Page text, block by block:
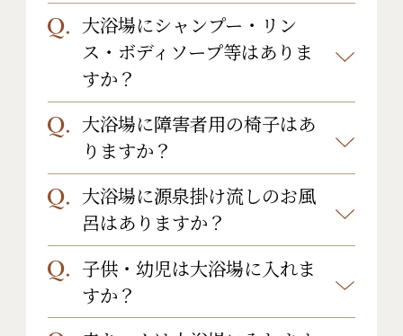
大浴場にはタオルのご用意がないた
め、お部屋にございますフェイスタオ
ル・バスタオルをお持ち下さい。
大浴場にシャンプー・リン
ス・ボディソープ等はありま
すか？
大浴場には下記をご用意しておりま
す。
■シャンプー
■リンス
■ボディソープ
■洗顔クリーム
■メイク落とし(女性風呂のみ)
大浴場に障害者用の椅子はあ
りますか？
大浴場には障がい者用の椅子はあり
ません。ご了承くださいませ。
大浴場に源泉掛け流しのお風
呂はありますか？
当館の大浴場は源泉かけ流しではご
ざいません。循環式となります。
子供・幼児は大浴場に入れま
すか？